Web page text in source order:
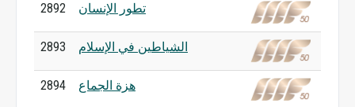
2892 تطور الإنسان
2893 الشياطين في الإسلام
2894 هزة الجماع